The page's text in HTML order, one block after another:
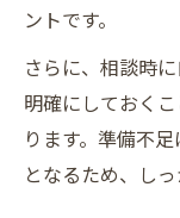
ントです。
さらに、相談時
明確にしておく
ります。準備不
となるため、し